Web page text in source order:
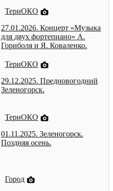
ТериОКО
27.01.2026. Концерт «Музыка
для двух фортепиано» А.
Гориболя и Я. Коваленко.
ТериОКО
29.12.2025. Предновогодний
Зеленогорск.
ТериОКО
01.11.2025. Зеленогорск.
Поздняя осень.
Город